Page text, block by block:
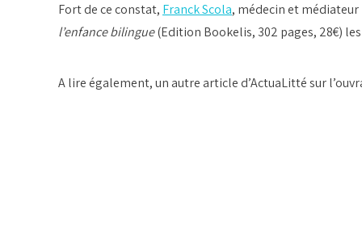
Fort de ce constat, Franck Scola, médecin et
l’enfance bilingue(Edition Bookelis, 302 pages, 28€)
A lire également, un autre article d’ActuaLitté sur